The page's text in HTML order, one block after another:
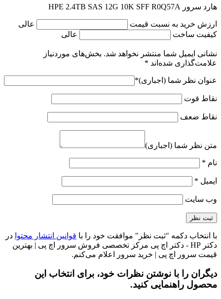
هارد سرور HPE 2.4TB SAS 12G 10K SFF R0Q57A
ارزش خرید به نسبت قیمت
عالی
کیفیت ساخت
عالی
نشانی ایمیل شما منتشر نخواهد شد. بخش‌های موردنیاز
علامت‌گذاری شده‌اند *
عنوان نظر شما (اجباری)*
نقاط قوت
نقاط ضعف
متن نظر شما (اجباری)
نام *
ایمیل *
وب‌ سایت
با انتخاب دکمه "ثبت نظر" موافقت خود را با قوانین انتشار محتوا در
دکتر HP - دکتر اچ پی مرکز تخصصی فروش سرور اچ پی | بهترین
قیمت سرور اچ پی | خرید سرور اعلام می‌کنم.
دیگران را با نوشتن نظرات خود، برای انتخاب این
محصول راهنمایی کنید.